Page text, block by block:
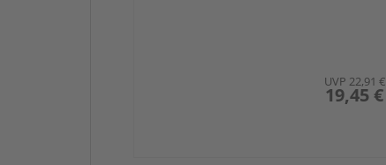
UVP 22,91 €
19,45 €